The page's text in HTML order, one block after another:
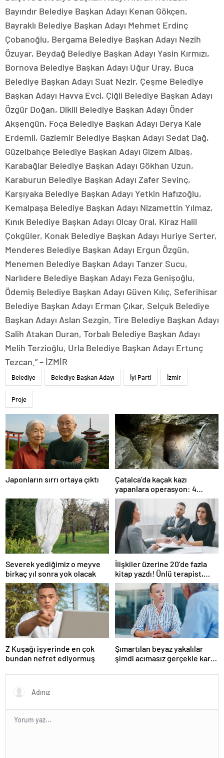
Bayındır Belediye Başkan Adayı Kenan Gökçen,
Bayraklı Belediye Başkan Adayı Mehmet Erdinç
Çobanoğlu, Bergama Belediye Başkan Adayı Nezih
Özuyar, Beydağ Belediye Başkan Adayı Yasin Kırmızı,
Bornova Belediye Başkan Adayı Uğur Uray, Buca
Belediye Başkan Adayı Suat Nezir, Çeşme Belediye
Başkan Adayı Havva Evci, Çiğli Belediye Başkan Adayı
Özgür Doğan, Dikili Belediye Başkan Adayı Önder
Akşengün, Foça Belediye Başkan Adayı Derya Kale
Erdemli, Gaziemir Belediye Başkan Adayı Sedat Dağ,
Güzelbahçe Belediye Başkan Adayı Gizem Albaş,
Karabağlar Belediye Başkan Adayı Gökhan Uzun,
Karaburun Belediye Başkan Adayı Zafer Sevinç,
Karşıyaka Belediye Başkan Adayı Yetkin Hafızoğlu,
Kemalpaşa Belediye Başkan Adayı Nizamettin Yılmaz,
Kınık Belediye Başkan Adayı Olcay Oral, Kiraz Halil
Çokgüler, Konak Belediye Başkan Adayı Huriye Serter,
Menderes Belediye Başkan Adayı Ergun Özgün,
Menemen Belediye Başkan Adayı Tanzer Sucu,
Narlıdere Belediye Başkan Adayı Feza Genişoğlu,
Ödemiş Belediye Başkan Adayı Güven Kılıç, Seferihisar
Belediye Başkan Adayı Erman Çıkar, Selçuk Belediye
Başkan Adayı Aslan Sezgin, Tire Belediye Başkan Adayı
Salih Atakan Duran, Torbalı Belediye Başkan Adayı
Melih Terzioğlu, Urla Belediye Başkan Adayı Ertunç
Tezcan.” – İZMİR
Belediye Belediye Başkan Adayı İyi Parti İzmir
Proje
Japonların sırrı ortaya çıktı
Çatalca’da kaçak kazı
yapanlara operasyon: 4
gözaltı
Severek yediğimiz o meyve
birkaç yıl sonra yok olacak
İlişkiler üzerine 20’de fazla
kitap yazdı! Ünlü terapist,
boşanmaların gerçek
suçlularını açıklıyor
Z Kuşağı işyerinde en çok
bundan nefret ediyormuş
Şımartılan beyaz yakalılar
şimdi acımasız gerçekle karşı